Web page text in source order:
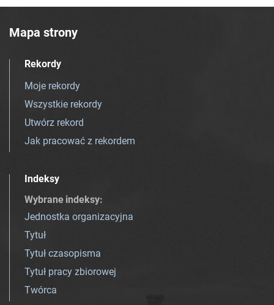
Mapa strony
Rekordy
Moje rekordy
Wszystkie rekordy
Utwórz rekord
Jak pracować z rekordem
Indeksy
Wybrane indeksy:
Jednostka organizacyjna
Tytuł
Tytuł czasopisma
Tytuł pracy zbiorowej
Twórca